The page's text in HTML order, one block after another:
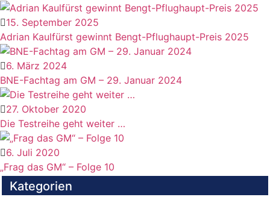
15. September 2025
Adrian Kaulfürst gewinnt Bengt-Pflughaupt-Preis 2025
6. März 2024
BNE-Fachtag am GM – 29. Januar 2024
27. Oktober 2020
Die Testreihe geht weiter …
6. Juli 2020
„Frag das GM“ – Folge 10
Kategorien